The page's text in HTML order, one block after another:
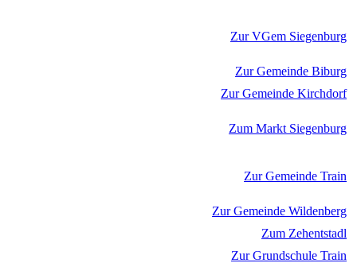
Zur VGem Siegenburg
Zur Gemeinde Biburg
Zur Gemeinde Kirchdorf
Zum Markt Siegenburg
Zur Gemeinde Train
Zur Gemeinde Wildenberg
Zum Zehentstadl
Zur Grundschule Train